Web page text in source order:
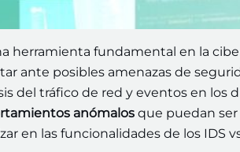
herramienta fundamental en la
ante posibles amenazas de
del tráfico de red y eventos en los
anómalos que puedan
en las funcionalidades de los IDS